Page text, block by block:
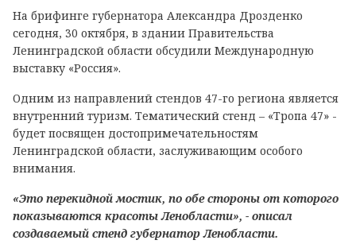
На брифинге губернатора Александра Дрозденко
сегодня, 30 октября, в здании Правительства
Ленинградской области обсудили Международную
выставку «Россия».
Одним из направлений стендов 47-го региона является
внутренний туризм. Тематический стенд – «Тропа 47» -
будет посвящен достопримечательностям
Ленинградской области, заслуживающим особого
внимания.
«Это перекидной мостик, по обе стороны от которого
показываются красоты Ленобласти», - описал
создаваемый стенд губернатор Ленобласти.